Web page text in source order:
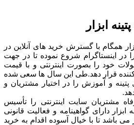
ابزار
همگام با گسترش خرید های آنلاین در
خود را در اینستاگرام شروع نموده تا در جهت
خود را بصورت اینترنتی و با قیمت
قرار دهد.طی این سال ها سعی شده
اجرای پتینه و آموزش را در اختیار مشتریان و
دلیل رفاه مشتریان سایت اینترنتی را تأسیس
ابزار دارای گواهینامه و فعالیت قانونی
می باشد تا با خیال آسوده اقدام به خرید